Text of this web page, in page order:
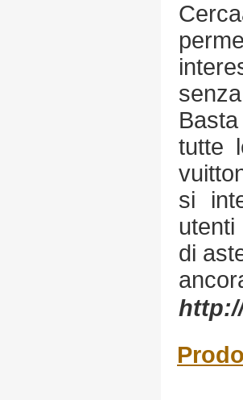
tutte
si
di